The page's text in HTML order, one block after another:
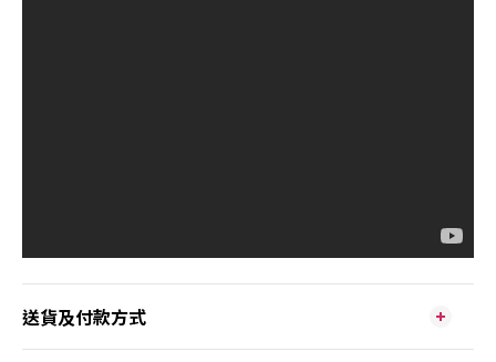
送貨及付款方式